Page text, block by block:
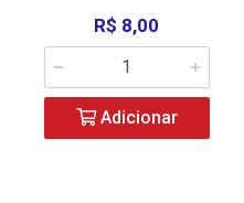
R$ 8,00
Adicionar